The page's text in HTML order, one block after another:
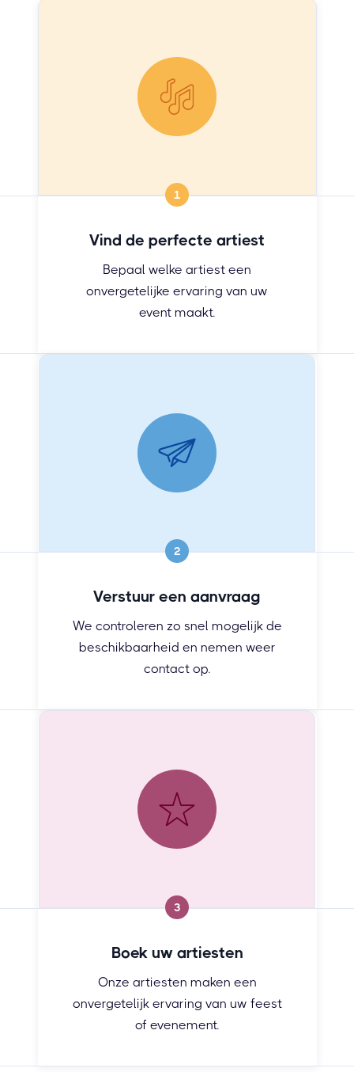
1
Vind de perfecte artiest
Bepaal welke artiest een
onvergetelijke ervaring van uw
event maakt.
2
Verstuur een aanvraag
We controleren zo snel mogelijk de
beschikbaarheid en nemen weer
contact op.
3
Boek uw artiesten
Onze artiesten maken een
onvergetelijk ervaring van uw feest
of evenement.